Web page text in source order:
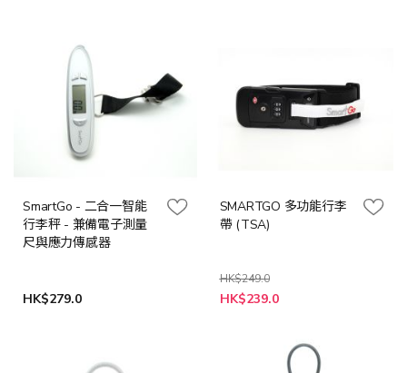
SmartGo - 二合一智能
行李秤 - 兼備電子測量
尺與應力傳感器
HK$279.0
SMARTGO 多功能行李
帶 (TSA)
HK$249.0
特
殊
HK$239.0